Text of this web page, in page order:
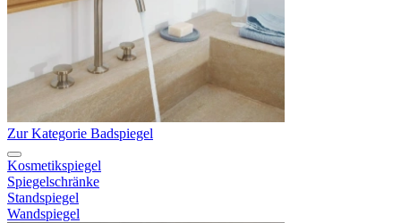
Zur Kategorie Badspiegel
Kosmetikspiegel
Spiegelschränke
Standspiegel
Wandspiegel